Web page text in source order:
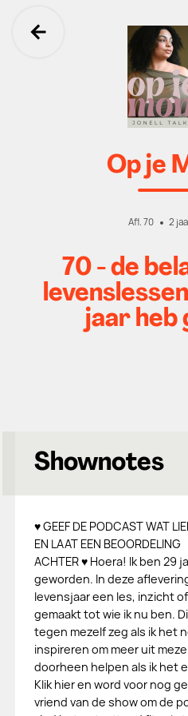
Ga terug
Op je
Afl. 70 2
70 - de
jaar heb
Shownotes
♥ GEEF DE PODCAST WAT
EN LAAT EEN BEOORDELING
ACHTER ♥ Hoera! Ik ben 29
geworden. In deze
levensjaar een les, inzicht
gemaakt tot wie ik nu ben.
tegen mezelf zeg als ik het
inspireren om meer uit
doorheen helpen als ik het
Klik hier en word voor nog
vriend van de show om de